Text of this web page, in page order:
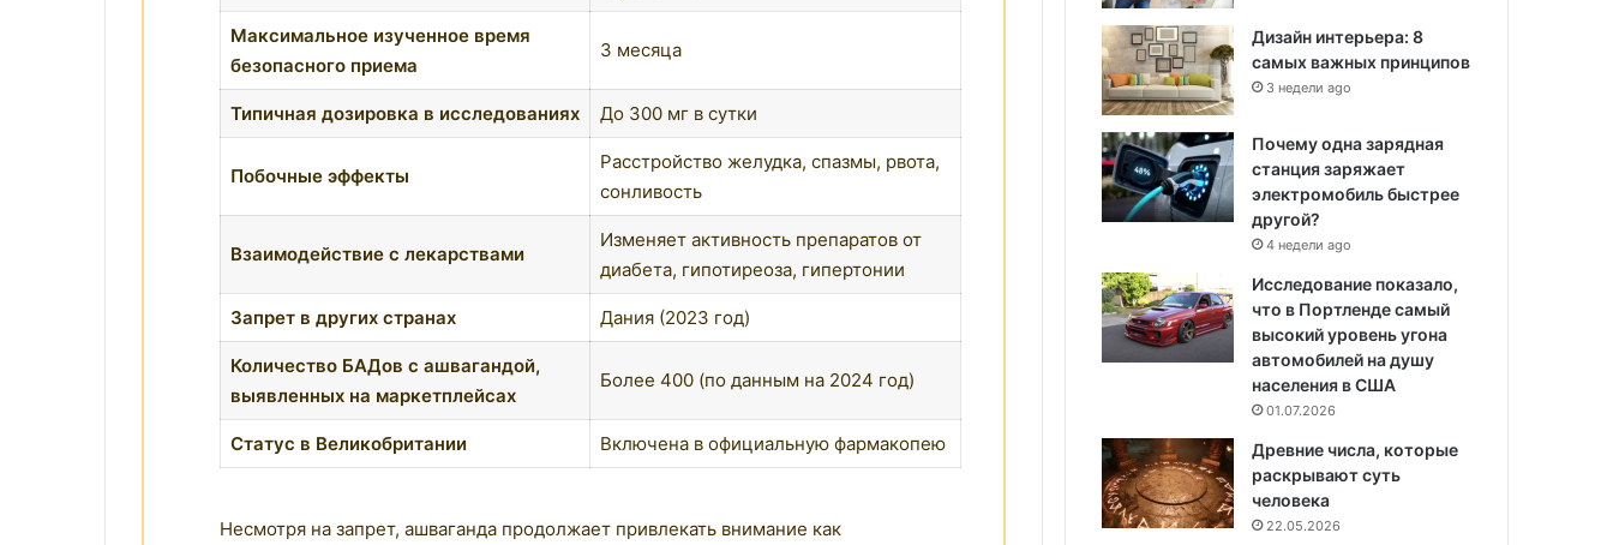
Максимальное изученное время
безопасного приема
3 месяца
Типичная дозировка в исследованиях До 300 мг в сутки
Побочные эффекты
Расстройство желудка, спазмы, рвота,
сонливость
Взаимодействие с лекарствами
Изменяет активность препаратов от
диабета, гипотиреоза, гипертонии
Запрет в других странах Дания (2023 год)
Количество БАДов с ашвагандой,
выявленных на маркетплейсах
Более 400 (по данным на 2024 год)
Статус в Великобритании Включена в официальную фармакопею
Несмотря на запрет, ашваганда продолжает привлекать внимание как
Дизайн интерьера: 8
самых важных принципов
3 недели ago
Почему одна зарядная
станция заряжает
электромобиль быстрее
другой?
4 недели ago
Исследование показало,
что в Портленде самый
высокий уровень угона
автомобилей на душу
населения в США
01.07.2026
Древние числа, которые
раскрывают суть
человека
22.05.2026